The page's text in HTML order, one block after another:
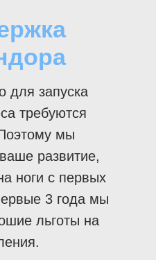
для запуска
требуются
мы
развитие,
ноги с первых
3 года мы
льготы на